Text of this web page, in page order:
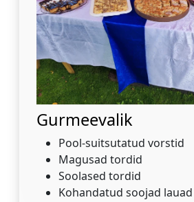
Gurmeevalik
Pool-suitsutatud vorstid
Magusad tordid
Soolased tordid
Kohandatud soojad lauad